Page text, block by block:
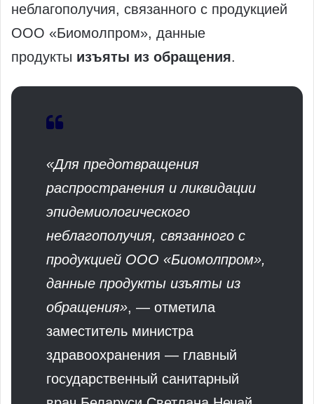
неблагополучия, связанного с продукцией
ООО «Биомолпром», данные
продукты изъяты из обращения.
«Для предотвращения
распространения и ликвидации
эпидемиологического
неблагополучия, связанного с
продукцией ООО «Биомолпром»,
данные продукты изъяты из
обращения», — отметила
заместитель министра
здравоохранения — главный
государственный санитарный